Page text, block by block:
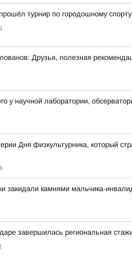
турнир по городошному
Друзья, полезная
у научной лаборатории,
Дня физкультурника, который
закидали камнями мальчика-
завершилась региональная